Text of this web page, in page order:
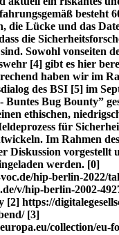
besteht
die Lücke und das
die
Sowohl vonseiten
[4] gibt es hier
haben wir im
des BSI [5] im
Buntes Bug Bounty”
ethischen,
für
Im Rahmen
Diskussion vorgestellt
werden. [0]
hip-berlin-2022/
v/hip-berlin-2002-
[2] https://
[3]
collection/eu-